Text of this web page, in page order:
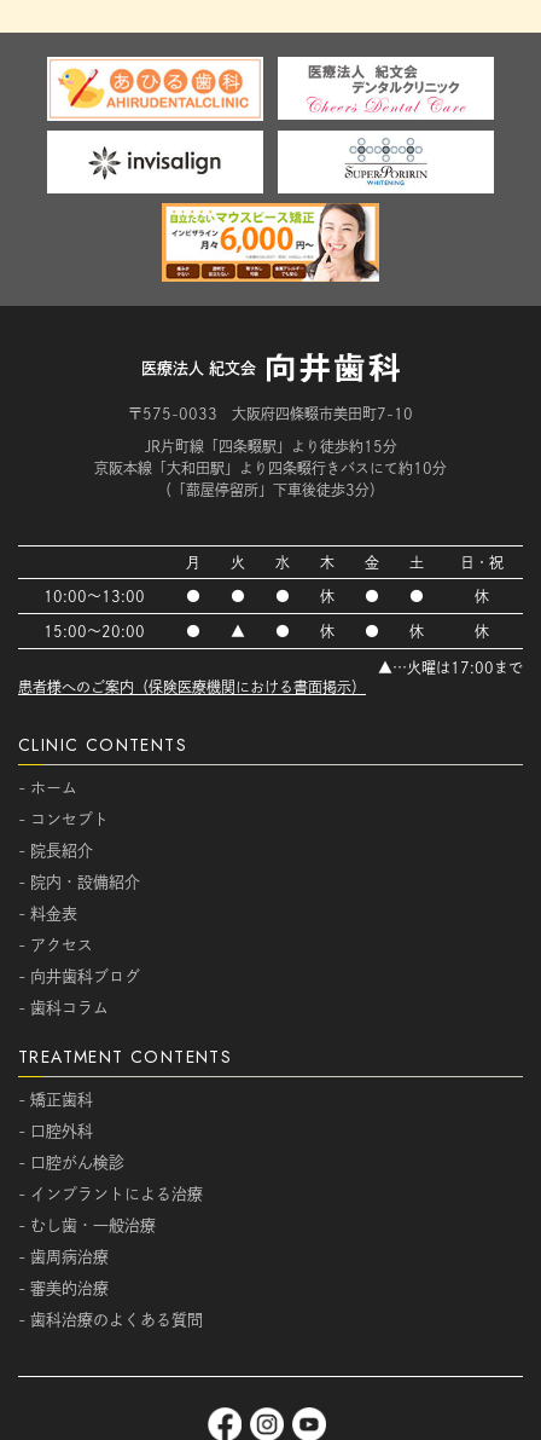
医療法人 紀文会
〒575-0033 大阪府四條畷市美田町7-10
JR片町線「四条畷駅」より徒歩約15分
京阪本線「大和田駅」より四条畷行きバスにて約10分
（「蔀屋停留所」下車後徒歩3分）
月 火 水 木 金 土 日・祝
10:00～13:00 ● ● ● 休 ● ● 休
15:00～20:00 ● ▲ ● 休 ● 休 休
▲…火曜は17:00まで
患者様へのご案内（保険医療機関における書面掲示）
CLINIC CONTENTS
- ホーム
- コンセプト
- 院長紹介
- 院内・設備紹介
- 料金表
- アクセス
- 向井歯科ブログ
- 歯科コラム
TREATMENT CONTENTS
- 矯正歯科
- 口腔外科
- 口腔がん検診
- インプラントによる治療
- むし歯・一般治療
- 歯周病治療
- 審美的治療
- 歯科治療のよくある質問